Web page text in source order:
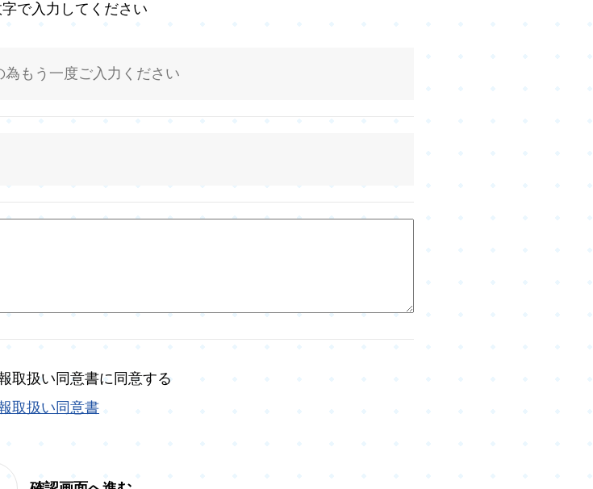
で入力してください
取扱い同意書に同意する
取扱い同意書